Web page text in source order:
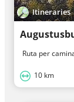
Itineraries
Ruta per
10 km